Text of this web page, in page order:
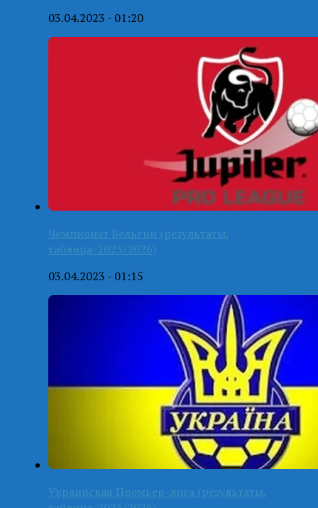
03.04.2023 - 01:20
Чемпионат Бельгии (результаты,
таблица-2025/2026)
03.04.2023 - 01:15
Украинская Премьер-лига (результаты,